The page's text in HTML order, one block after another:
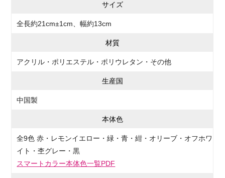
サイズ
全長約21cm±1cm、幅約13cm
材質
アクリル・ポリエステル・ポリウレタン・その他
生産国
中国製
本体色
全9色 赤・レモンイエロー・緑・青・紺・オリーブ・オフホワ
イト・杢グレー・黒
スマートカラー本体色一覧PDF